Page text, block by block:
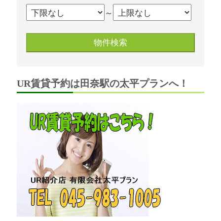
～
UR賃貸予約は田奈駅の太平プランへ！